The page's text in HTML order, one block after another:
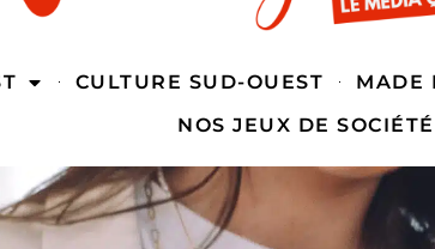
CULTURE SUD-OUEST MADE
NOS JEUX DE SOCIÉTÉ